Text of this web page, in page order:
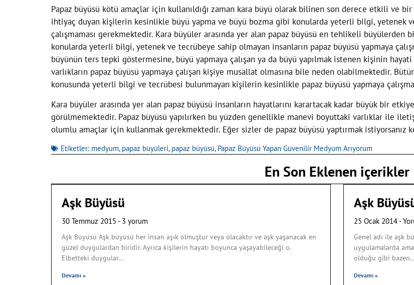
Papaz büyüsü kötü amaçlar için kullanıldığı zaman kara büyü olarak bilinen son derece etkili ve
ihtiyaç duyan kişilerin kesinlikle büyü yapma ve büyü bozma gibi konularda yeterli bilgi, yetenek
çalışmaması gerekmektedir. Kara büyüler arasında yer alan papaz büyüsü en tehlikeli
konularda yeterli bilgi, yetenek ve tecrübeye sahip olmayan insanların papaz büyüsü yapmaya
büyünün ters tepki göstermesine, büyü yapmaya çalışan ya da büyü yapılmak istenen kişinin
varlıkların papaz büyüsü yapmaya çalışan kişiye musallat olmasına bile neden olabilmektedir.
konusunda yeterli bilgi ve tecrübesi bulunmayan kişilerin kesinlikle papaz büyüsü yapmaya
Kara büyüler arasında yer alan papaz büyüsü insanların hayatlarını karartacak kadar büyük bir
görülmemektedir. Papaz büyüsü yapılırken bu yüzden genellikle manevi boyuttaki varlıklar ile
olumlu amaçlar için kullanmak gerekmektedir. Eğer sizler de papaz büyüsü yaptırmak
Etiketler: medyum, papaz büyüleri, papaz büyüsü, Papaz Büyüsü Yapan Güvenilir Medyum Arıyorum
En Son Eklenen içerikler
Aşk Büyüsü
30 Temmuz 2015 3 yorum
Aşk Büyüsü Aşk büyüsü her insan aşık olmuştur veya olacaktır ve aşk yaşanacak en
güzel duygulardan biridir. Ayrıca kişilerin hayatı boyunca yaşayabileceği o.
Elbetteki duygular
Devamı »
Aşk
25 Ocak 2014
Genel adı ile aşk
uygulamalarda
olduğu gibi bazen
Devamı »